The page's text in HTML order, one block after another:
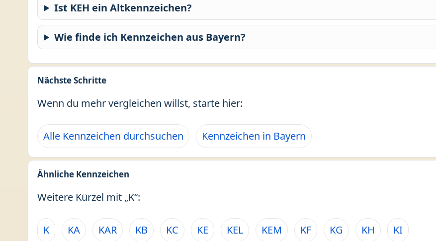
Ist KEH ein Altkennzeichen?
Wie finde ich Kennzeichen aus Bayern?
Nächste Schritte
Wenn du mehr vergleichen willst, starte hier:
Alle Kennzeichen durchsuchen Kennzeichen in Bayern
Ähnliche Kennzeichen
Weitere Kürzel mit „K“:
K KA KAR KB KC KE KEL KEM KF KG KH KI